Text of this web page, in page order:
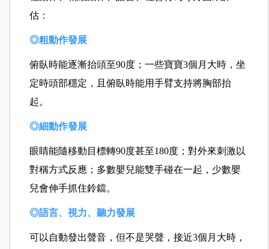
估：
◎粗動作發展
俯臥時能逐漸抬頭至90度；一些寶寶3個月大時，坐
定時頭部穩定，且俯臥時能用手臂支持將胸部抬
起。
◎細動作發展
眼睛能隨移動目標轉90度甚至180度；對外來刺激以
對稱方式反應；多數嬰兒能雙手碰在一起，少數嬰
兒會伸手抓住鈴鐺。
◎語言、視力、聽力發展
可以自動發出聲音，但不是哭聲，接近3個月大時，